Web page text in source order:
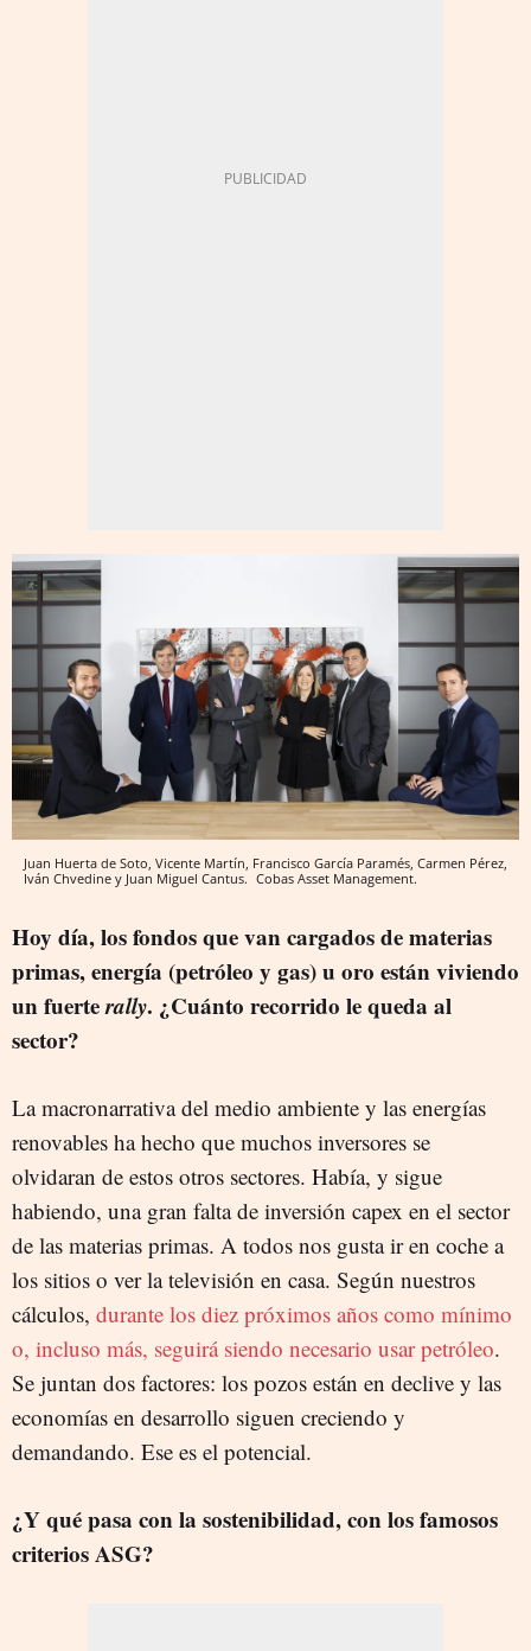
Juan Huerta de Soto, Vicente Martín, Francisco García Paramés, Carmen Pérez,
Iván Chvedine y Juan Miguel Cantus. Cobas Asset Management.
Hoy día, los fondos que van cargados de materias
primas, energía (petróleo y gas) u oro están viviendo
un fuerterally. ¿Cuánto recorrido le queda al
sector?
La macronarrativa del medio ambiente y las energías
renovables ha hecho que muchos inversores se
olvidaran de estos otros sectores. Había, y sigue
habiendo, una gran falta de inversión capex en el sector
de las materias primas. A todos nos gusta ir en coche a
los sitios o ver la televisión en casa. Según nuestros
cálculos, durante los diez próximos años como mínimo
o, incluso más, seguirá siendo necesario usar petróleo.
Se juntan dos factores: los pozos están en declive y las
economías en desarrollo siguen creciendo y
demandando. Ese es el potencial.
¿Y qué pasa con la sostenibilidad, con los famosos
criterios ASG?